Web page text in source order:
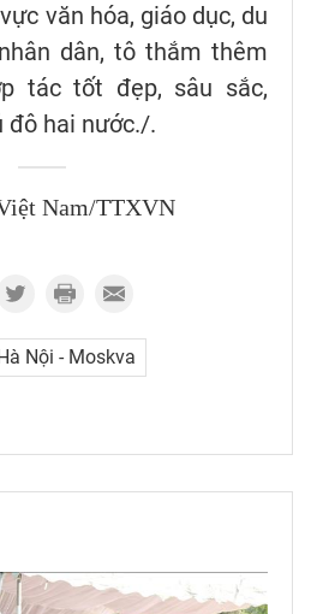
văn hóa, giáo dục, du
dân, tô thắm thêm
tác tốt đẹp, sâu sắc,
đô hai nước./.
Nam/TTXVN
Hà Nội - Moskva